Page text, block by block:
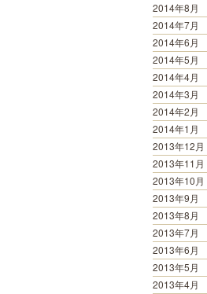
2014年8月
2014年7月
2014年6月
2014年5月
2014年4月
2014年3月
2014年2月
2014年1月
2013年12月
2013年11月
2013年10月
2013年9月
2013年8月
2013年7月
2013年6月
2013年5月
2013年4月